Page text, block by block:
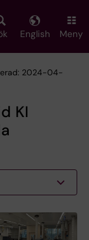
English Meny
2024-04-
KI